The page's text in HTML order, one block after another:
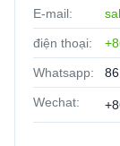
E-mail:
điện thoại:
Whatsapp:
Wechat: